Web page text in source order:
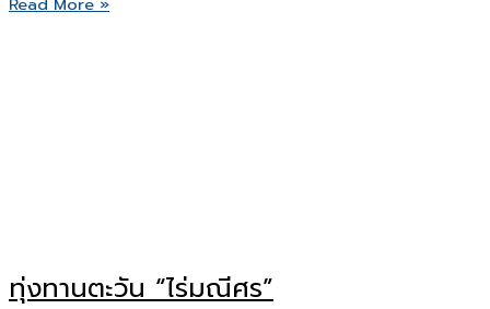
ทุ่งทานตะวัน “ไร่มณีศร”